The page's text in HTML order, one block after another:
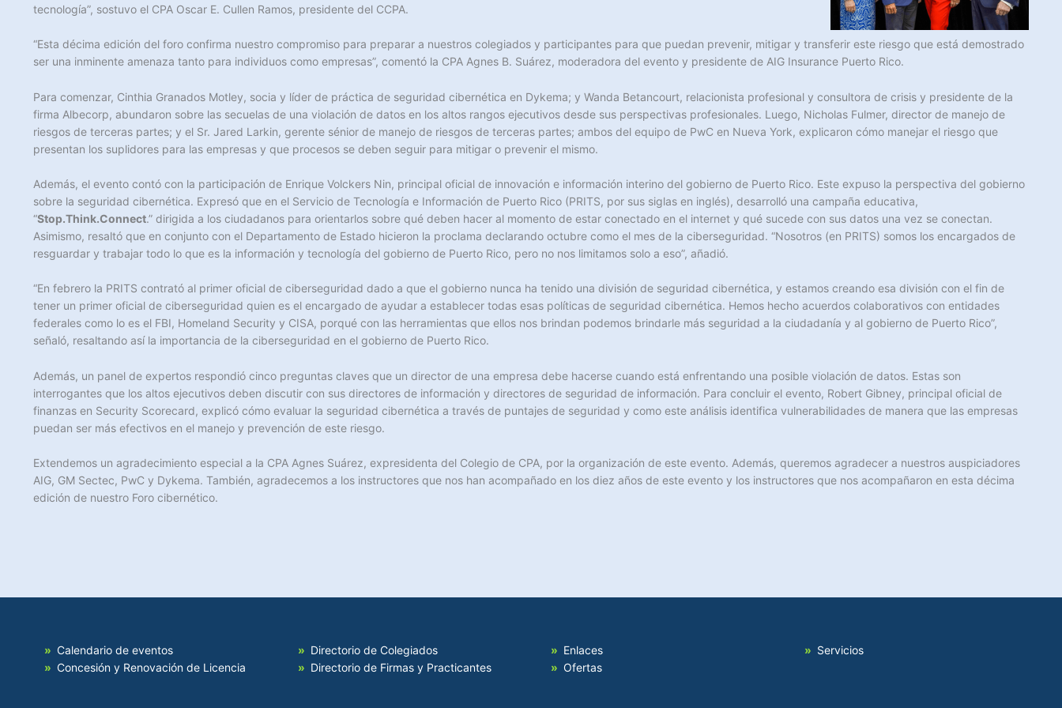
tecnología”, sostuvo el CPA Oscar E. Cullen Ramos, presidente del CCPA.
“Esta décima edición del foro confirma nuestro compromiso para preparar a nuestros colegiados y participantes para que puedan prevenir, mitigar y transferir este riesgo que está demostrado
ser una inminente amenaza tanto para individuos como empresas”, comentó la CPA Agnes B. Suárez, moderadora del evento y presidente de AIG Insurance Puerto Rico.
Para comenzar, Cinthia Granados Motley, socia y líder de práctica de seguridad cibernética en Dykema; y Wanda Betancourt, relacionista profesional y consultora de crisis y presidente de la
firma Albecorp, abundaron sobre las secuelas de una violación de datos en los altos rangos ejecutivos desde sus perspectivas profesionales. Luego, Nicholas Fulmer, director de manejo de
riesgos de terceras partes; y el Sr. Jared Larkin, gerente sénior de manejo de riesgos de terceras partes; ambos del equipo de PwC en Nueva York, explicaron cómo manejar el riesgo que
presentan los suplidores para las empresas y que procesos se deben seguir para mitigar o prevenir el mismo.
Además, el evento contó con la participación de Enrique Volckers Nin, principal oficial de innovación e información interino del gobierno de Puerto Rico. Este expuso la perspectiva del gobierno
sobre la seguridad cibernética. Expresó que en el Servicio de Tecnología e Información de Puerto Rico (PRITS, por sus siglas en inglés), desarrolló una campaña educativa,
“Stop.Think.Connect.” dirigida a los ciudadanos para orientarlos sobre qué deben hacer al momento de estar conectado en el internet y qué sucede con sus datos una vez se conectan.
Asimismo, resaltó que en conjunto con el Departamento de Estado hicieron la proclama declarando octubre como el mes de la ciberseguridad. “Nosotros (en PRITS) somos los encargados de
resguardar y trabajar todo lo que es la información y tecnología del gobierno de Puerto Rico, pero no nos limitamos solo a eso”, añadió.
“En febrero la PRITS contrató al primer oficial de ciberseguridad dado a que el gobierno nunca ha tenido una división de seguridad cibernética, y estamos creando esa división con el fin de
tener un primer oficial de ciberseguridad quien es el encargado de ayudar a establecer todas esas políticas de seguridad cibernética. Hemos hecho acuerdos colaborativos con entidades
federales como lo es el FBI, Homeland Security y CISA, porqué con las herramientas que ellos nos brindan podemos brindarle más seguridad a la ciudadanía y al gobierno de Puerto Rico”,
señaló, resaltando así la importancia de la ciberseguridad en el gobierno de Puerto Rico.
Además, un panel de expertos respondió cinco preguntas claves que un director de una empresa debe hacerse cuando está enfrentando una posible violación de datos. Estas son
interrogantes que los altos ejecutivos deben discutir con sus directores de información y directores de seguridad de información. Para concluir el evento, Robert Gibney, principal oficial de
finanzas en Security Scorecard, explicó cómo evaluar la seguridad cibernética a través de puntajes de seguridad y como este análisis identifica vulnerabilidades de manera que las empresas
puedan ser más efectivos en el manejo y prevención de este riesgo.
Extendemos un agradecimiento especial a la CPA Agnes Suárez, expresidenta del Colegio de CPA, por la organización de este evento. Además, queremos agradecer a nuestros auspiciadores
AIG, GM Sectec, PwC y Dykema. También, agradecemos a los instructores que nos han acompañado en los diez años de este evento y los instructores que nos acompañaron en esta décima
edición de nuestro Foro cibernético.
Calendario de eventos
Concesión y Renovación de Licencia
Directorio de Colegiados
Directorio de Firmas y Practicantes
Enlaces
Ofertas
Servicios